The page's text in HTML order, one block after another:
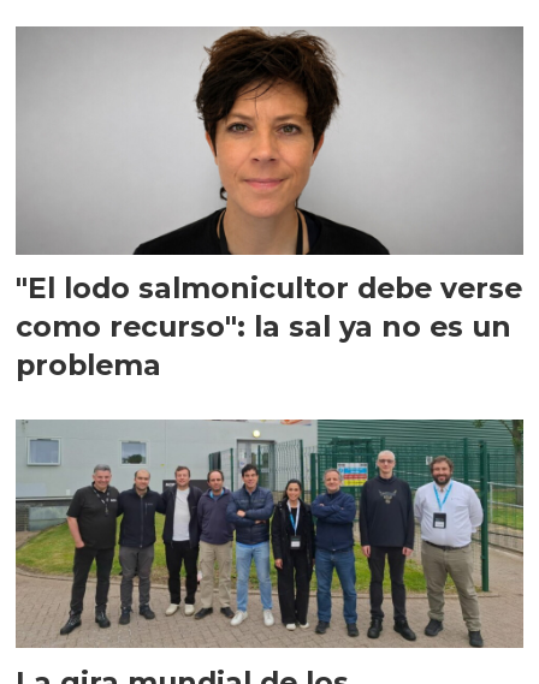
"El lodo salmonicultor debe verse
como recurso": la sal ya no es un
problema